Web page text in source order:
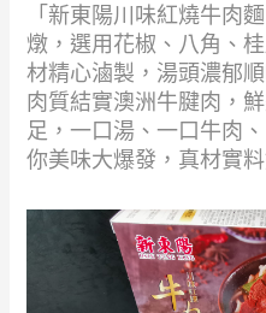
「新東陽川味紅燒牛肉
燉，選用花椒、八角、
材精心滷製，湯頭濃郁
肉質結實澳洲牛腱肉，
足，一口湯、一口牛肉
你美味大爆發，真材實料